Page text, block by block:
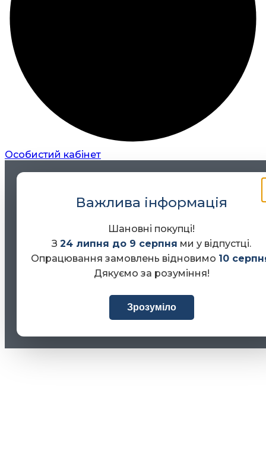
Особистий кабінет
Важлива інформація
Шановні покупці!
З24 липня до 9 серпня ми у відпустці.
Опрацювання замовлень відновимо 10
Дякуємо за розуміння!
Зрозуміло